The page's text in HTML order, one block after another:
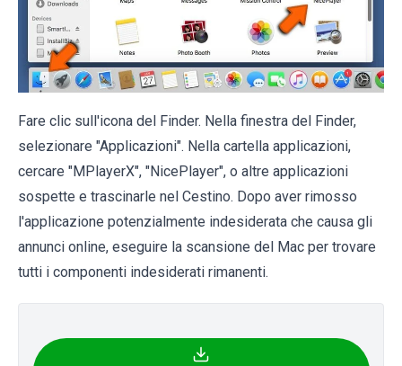
Fare clic sull'icona del Finder. Nella finestra del Finder,
selezionare "Applicazioni". Nella cartella applicazioni,
cercare "MPlayerX", "NicePlayer", o altre applicazioni
sospette e trascinarle nel Cestino. Dopo aver rimosso
l'applicazione potenzialmente indesiderata che causa gli
annunci online, eseguire la scansione del Mac per trovare
tutti i componenti indesiderati rimanenti.